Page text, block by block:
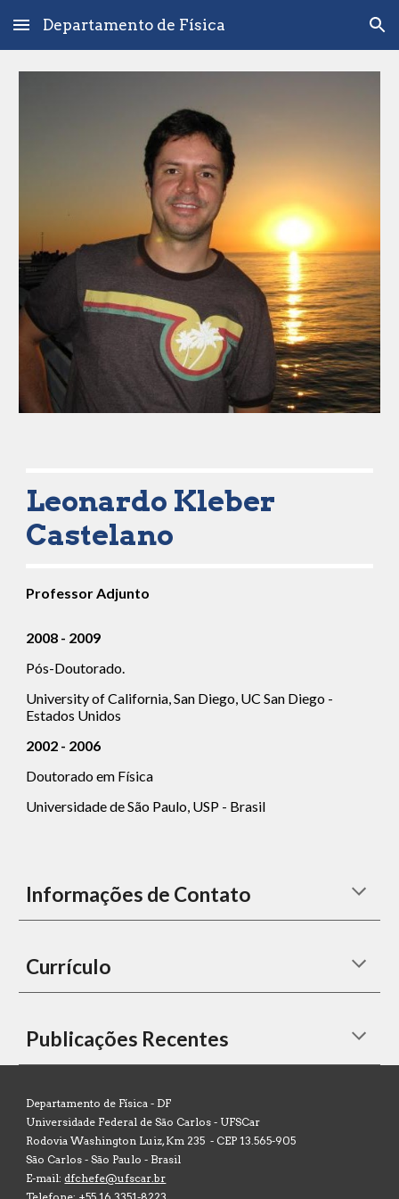
Skip to main content Skip to navigation
Departamento de Física
Leonardo Kleber
Castelano
Professor Adjunto
2008 - 2009
Pós-Doutorado.
University of California, San Diego, UC San Diego -
Estados Unidos
2002 - 2006
Doutorado em Física
Universidade de São Paulo, USP - Brasil
Informações de Contato
Currículo
Publicações Recentes
Departamento de Física - DF
Universidade Federal de São Carlos - UFSCar
Rodovia Washington Luiz, Km 235 - CEP 13.565-905
São Carlos - São Paulo - Brasil
E-mail: dfchefe@ufscar.br